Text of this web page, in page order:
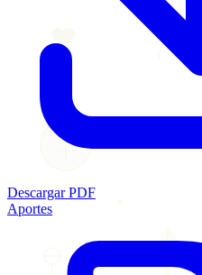
Descargar PDF
Aportes